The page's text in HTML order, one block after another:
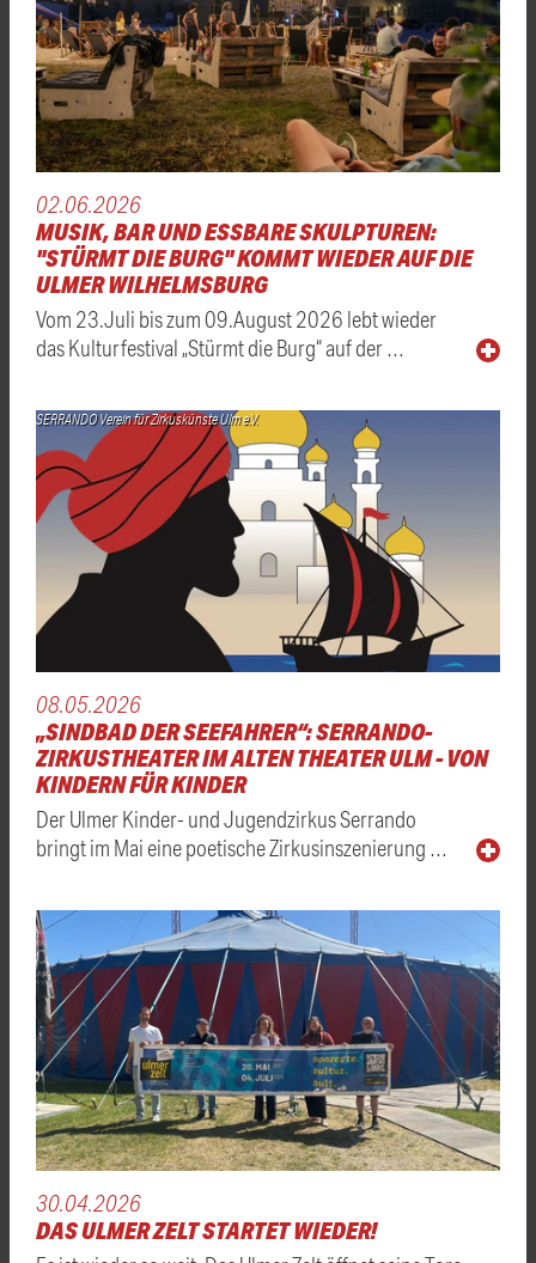
02.06.2026
MUSIK, BAR UND ESSBARE SKULPTUREN:
"STÜRMT DIE BURG" KOMMT WIEDER AUF DIE
ULMER WILHELMSBURG
Vom 23.Juli bis zum 09.August 2026 lebt wieder
das Kulturfestival „Stürmt die Burg“ auf der …
SERRANDO Verein für Zirkuskünste Ulm e.V.
08.05.2026
„SINDBAD DER SEEFAHRER“: SERRANDO-
ZIRKUSTHEATER IM ALTEN THEATER ULM - VON
KINDERN FÜR KINDER
Der Ulmer Kinder- und Jugendzirkus Serrando
bringt im Mai eine poetische Zirkusinszenierung …
30.04.2026
DAS ULMER ZELT STARTET WIEDER!